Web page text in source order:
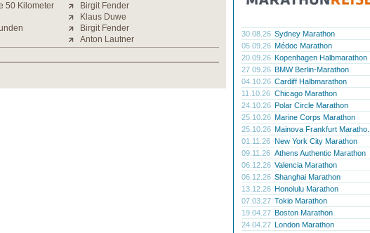
50 Kilometer
Birgit Fender
Klaus Duwe
Birgit Fender
Anton Lautner
30.08.26 Sydney Marathon
05.09.26 Médoc Marathon
20.09.26 Kopenhagen Halbmarathon
27.09.26 BMW Berlin-Marathon
04.10.26 Cardiff Halbmarathon
11.10.26 Chicago Marathon
24.10.26 Polar Circle Marathon
25.10.26 Marine Corps Marathon
25.10.26 Mainova Frankfurt Maratho...
01.11.26 New York City Marathon
09.11.26 Athens Authentic Marathon
06.12.26 Valencia Marathon
06.12.26 Shanghai Marathon
13.12.26 Honolulu Marathon
07.03.27 Tokio Marathon
19.04.27 Boston Marathon
24.04.27 London Marathon